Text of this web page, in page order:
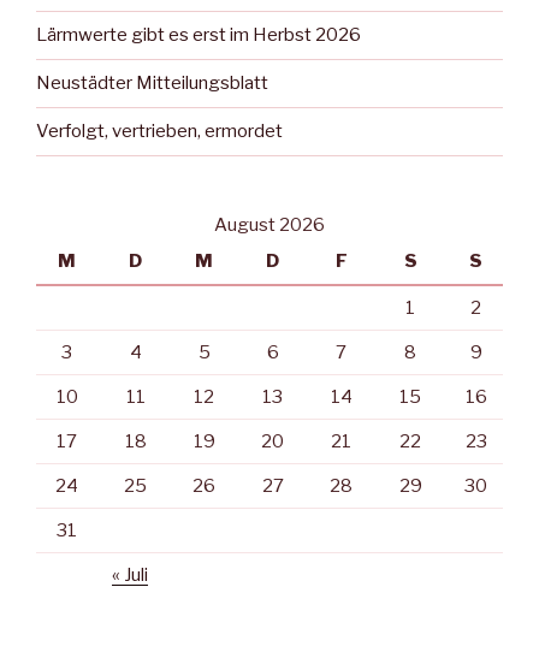
Lärmwerte gibt es erst im Herbst 2026
Neustädter Mitteilungsblatt
Verfolgt, vertrieben, ermordet
August 2026
M
D M D F S S
1 2
3 4 5 6 7 8 9
10 11 12 13 14 15 16
17 18 19 20 21 22 23
24 25 26 27 28 29 30
31
« Juli